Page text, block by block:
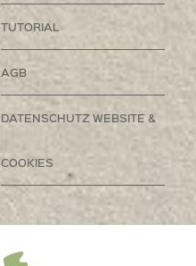
TUTORIAL
AGB
DATENSCHUTZ WEBSITE &
COOKIES